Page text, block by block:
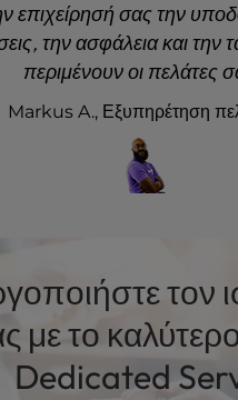
επιχείρησή σας την
την ασφάλεια και την
περιμένουν οι πελάτες
Markus A., Εξυπηρέτηση
τον
με το
Dedicated